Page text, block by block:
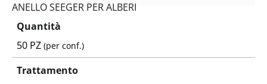
ANELLO SEEGER PER ALBERI
Quantità
50 PZ(per conf.)
Trattamento